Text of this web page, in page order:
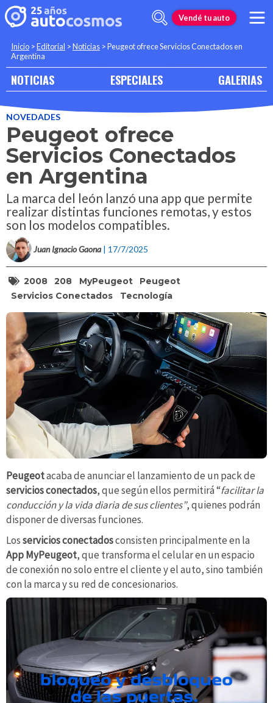
Vendé tu auto
Inicio >Editorial >Noticias >Peugeot ofrece Servicios Conectados en
Argentina
NOTICIAS ESPECIALES GALERIAS
NOVEDADES
Peugeot ofrece
Servicios Conectados
en Argentina
La marca del león lanzó una app que permite
realizar distintas funciones remotas, y estos
son los modelos compatibles.
Juan Ignacio Gaona | 17/7/2025
2008 208 MyPeugeot
Peugeot
Servicios Conectados
Tecnología
Peugeotacaba de anunciar el lanzamiento de un pack de
servicios conectados, que según ellos permitirá “facilitar la
conducción y la vida diaria de sus clientes”, quienes podrán
disponer de diversas funciones.
Losservicios conectadosconsisten principalmente en la
App MyPeugeot, que transforma el celular en un espacio
de conexión no solo entre el cliente y el auto, sino también
con la marca y su red de concesionarios.